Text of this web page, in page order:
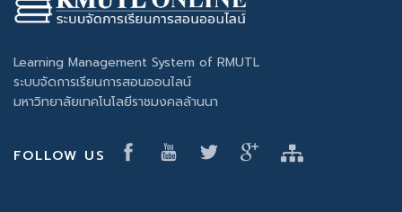
Learning Management System of RMUTL
ระบบจัดการเรียนการสอนออนไลน์
มหาวิทยาลัยเทคโนโลยีราชมงคลล้านนา
FOLLOW US